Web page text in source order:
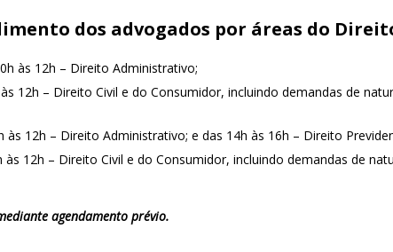
dos advogados por áreas do
às 12h – Direito Administrativo;
12h – Direito Civil e do Consumidor, incluindo demandas de
às 12h – Direito Administrativo; e das 14h às 16h – Direito
às 12h – Direito Civil e do Consumidor, incluindo demandas de
agendamento prévio.